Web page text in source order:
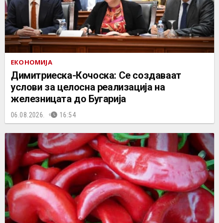
ЕКОНОМИЈА
Димитриеска-Кочоска: Се создаваат
услови за целосна реализација на
железницата до Бугарија
06.08.2026. 16:54